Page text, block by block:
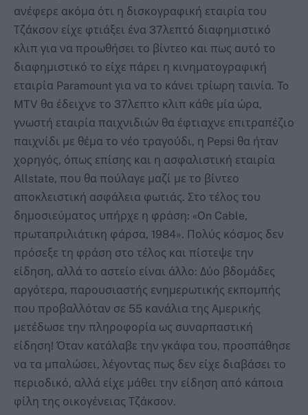
ανέφερε ακόμα ότι η δισκογραφική εταιρία του
Τζάκσον είχε φτιάξει ένα 37λεπτό διαφημιστικό
κλιπ για να προωθήσει το βίντεο και πως αυτό το
διαφημιστικό το είχε πάρει η κινηματογραφική
εταιρία Paramount για να το κάνει τρίωρη ταινία. To
MTV θα έδειχνε το 37λεπτο κλιπ κάθε μία ώρα,
γνωστή εταιρία παιχνιδιών θα έφτιαχνε επιτραπέζιο
παιχνίδι με θέμα το νέο τραγούδι, η Pepsi θα ήταν
χορηγός, όπως επίσης και η ασφαλιστική εταιρία
Allstate, που θα πούλαγε μαζί με το βίντεο
αποκλειστική ασφάλεια φωτιάς. Στο τέλος του
δημοσιεύματος υπήρχε η φράση: «On Cable,
πρωταπριλιάτικη φάρσα, 1984». Πολύς κόσμος δεν
πρόσεξε τη φράση στο τέλος και πίστεψε την
είδηση, αλλά το αστείο είναι άλλο: Δύο βδομάδες
αργότερα, παρουσιαστής ενημερωτικής εκπομπής
που προβαλλόταν σε 55 κανάλια της Αμερικής
μετέδωσε την πληροφορία ως συναρπαστική
είδηση! Όταν κατάλαβε την γκάφα του, προσπάθησε
να τα μπαλώσει, λέγοντας πως δεν είχε διαβάσει το
περιοδικό, αλλά είχε μάθει την είδηση από κάποια
φίλη της οικογένειας Τζάκσον.